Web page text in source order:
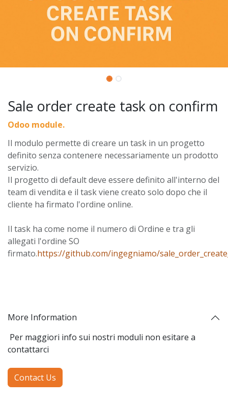
Sale order create task on confirm
Odoo module.
Il modulo permette di creare un task in un progetto
definito senza contenere necessariamente un prodotto
servizio.
Il progetto di default deve essere definito all'interno del
team di vendita e il task viene creato solo dopo che il
cliente ha firmato l'ordine online.
Il task ha come nome il numero di Ordine e tra gli
allegati l'ordine SO
firmato.https://github.com/ingegniamo/
More Information
Per maggiori info sui nostri moduli non esitare a
contattarci
Contact Us